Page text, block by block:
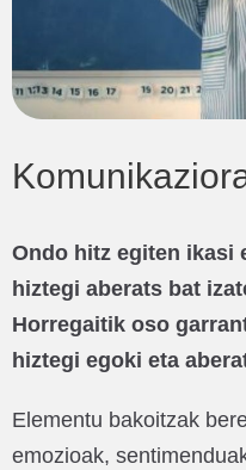
Ondo hitz egiten ikasi
hiztegi aberats bat
Horregaitik oso
hiztegi egoki eta
Elementu bakoitzak
emozioak,